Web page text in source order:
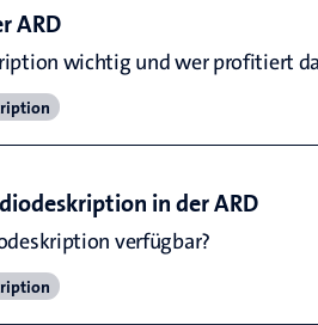
ARD
wichtig und wer profitiert
in der ARD
verfügbar?